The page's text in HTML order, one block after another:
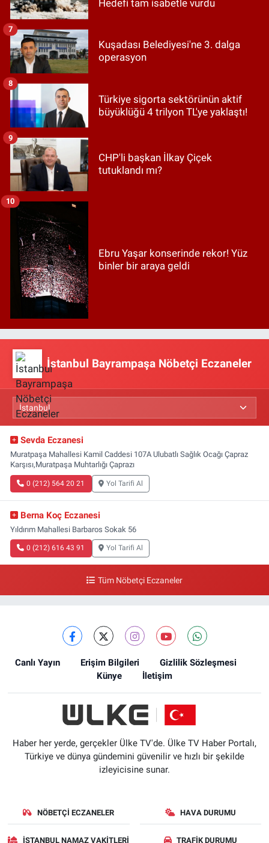
Hedefi tam isabetle vurdu
Kuşadası Belediyesi'ne 3. dalga
operasyon
7
Türkiye sigorta sektörünün aktif
büyüklüğü 4 trilyon TL'ye yaklaştı!
8
CHP'li başkan İlkay Çiçek
tutuklandı mı?
9
Ebru Yaşar konserinde rekor! Yüz
binler bir araya geldi
10
İstanbul Bayrampaşa Nöbetçi Eczaneler
Sevda Eczanesi
Muratpaşa Mahallesi Kamil Caddesi 107A Ulubatlı Sağlık Ocağı Çapraz
Karşısı,Muratpaşa Muhtarlığı Çaprazı
0 (212) 564 20 21 Yol Tarifi Al
Berna Koç Eczanesi
Yıldırım Mahallesi Barbaros Sokak 56
0 (212) 616 43 91 Yol Tarifi Al
Tüm Nöbetçi Eczaneler
Canlı Yayın Erişim Bilgileri
Gizlilik Sözleşmesi
Künye
İletişim
Haber her yerde, gerçekler Ülke TV'de. Ülke TV Haber Portalı,
Türkiye ve dünya gündemini güvenilir ve hızlı bir şekilde
izleyicisine sunar.
NÖBETÇI ECZANELER HAVA DURUMU
İSTANBUL NAMAZ VAKITLERI TRAFIK DURUMU